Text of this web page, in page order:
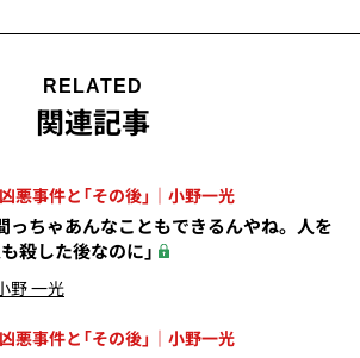
RELATED
関連記事
悪事件と「その後」｜小野一光
っちゃあんなこともできるんやね。人を
殺した後なのに」
野 一光
悪事件と「その後」｜小野一光